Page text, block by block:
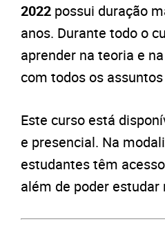
2022 possui duração
anos. Durante todo o
aprender na teoria e
com todos os
Este curso está
e presencial. Na
estudantes têm
além de poder